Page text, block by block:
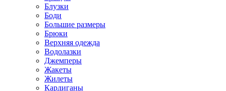
Блузки
Боди
Большие размеры
Брюки
Верхняя одежда
Водолазки
Джемперы
Жакеты
Жилеты
Кардиганы